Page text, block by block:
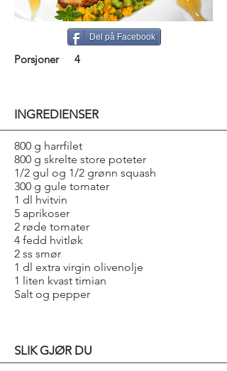
Del på Facebook
Porsjoner 4
INGREDIENSER
800 g harrfilet
800 g skrelte store poteter
1/2 gul og 1/2 grønn squash
300 g gule tomater
1 dl hvitvin
5 aprikoser
2 røde tomater
4 fedd hvitløk
2 ss smør
1 dl extra virgin olivenolje
1 liten kvast timian
Salt og pepper
SLIK GJØR DU